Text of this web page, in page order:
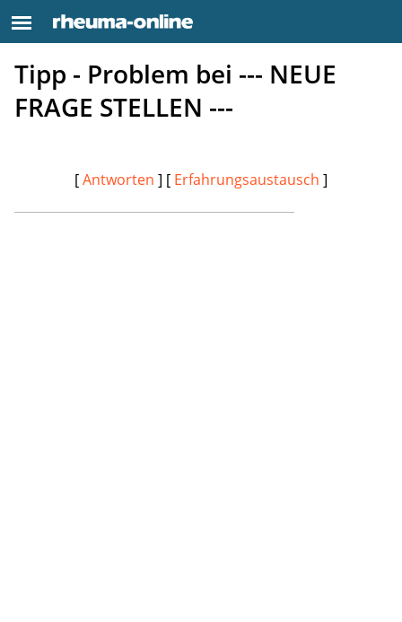
Tipp - Problem bei --- NEUE
FRAGE STELLEN ---
[Antworten ] [ Erfahrungsaustausch ]